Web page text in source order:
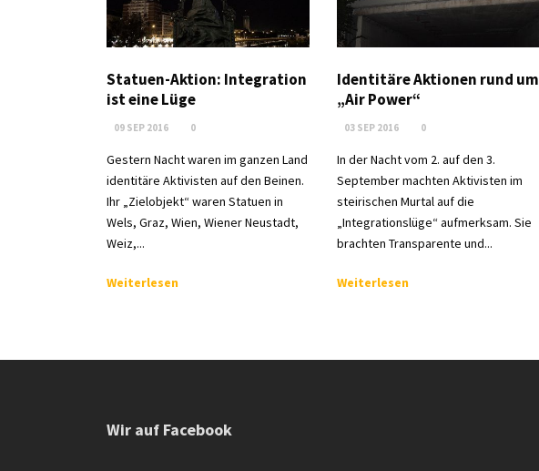
Statuen-Aktion: Integration
ist eine Lüge
09 SEP 2016 0
Gestern Nacht waren im ganzen Land
identitäre Aktivisten auf den Beinen.
Ihr „Zielobjekt“ waren Statuen in
Wels, Graz, Wien, Wiener Neustadt,
Weiz,...
Weiterlesen
Identitäre Aktionen rund um
„Air Power“
03 SEP 2016 0
In der Nacht vom 2. auf den 3.
September machten Aktivisten im
steirischen Murtal auf die
„Integrationslüge“ aufmerksam. Sie
brachten Transparente und...
Weiterlesen
Wir auf Facebook